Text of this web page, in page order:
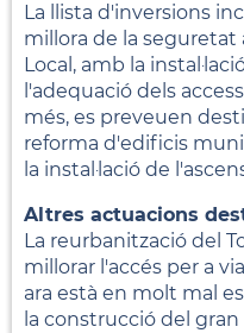
La llista d'inversions
millora de la seguretat
Local, amb la
l'adequació dels
més, es preveuen
reforma d'edificis
la instal·lació de
Altres actuacions
La reurbanització del
millorar l'accés per a
ara està en molt mal
la construcció del